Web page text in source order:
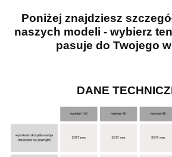
Poniżej znajdziesz
naszych modeli - wybierz
pasuje do Twojego
DANE